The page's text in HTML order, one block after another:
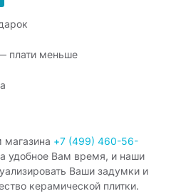
плати меньше
магазина +7 (499) 460-56-
удобное Вам время, и наши
Ваши задумки и
керамической плитки.